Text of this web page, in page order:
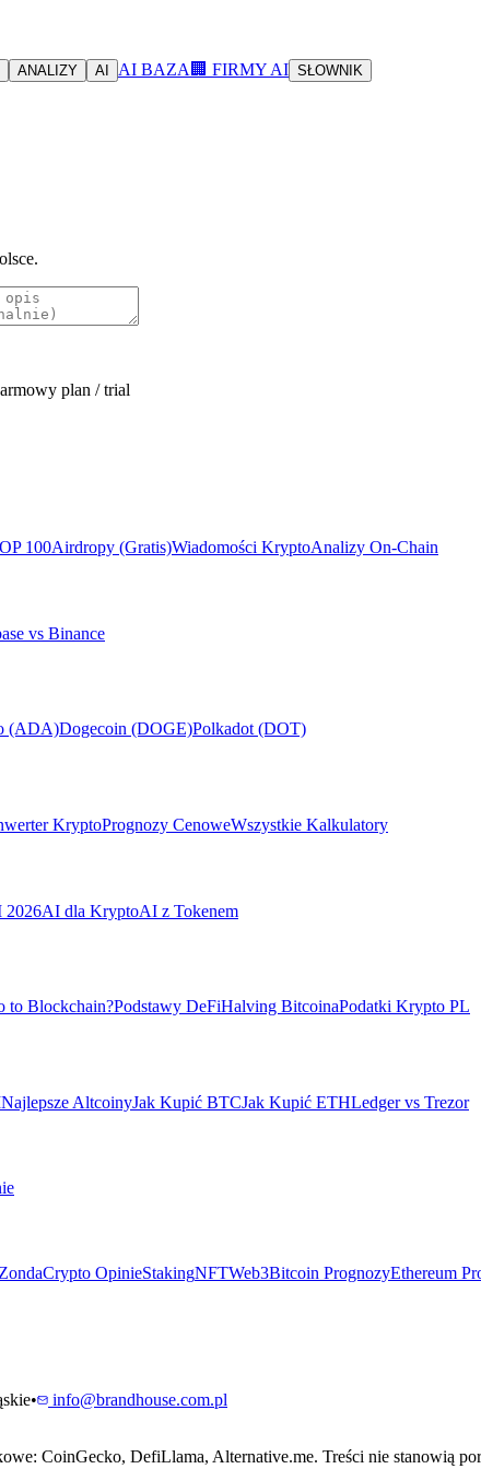
ANALIZY AI AI BAZA 🏢 FIRMY AI SŁOWNIK
plan / trial
100Airdropy (Gratis)Wiadomości KryptoAnalizy On-Chain
vs Binance
(ADA)Dogecoin (DOGE)Polkadot (DOT)
KryptoPrognozy CenoweWszystkie Kalkulatory
2026AI dla KryptoAI z Tokenem
to Blockchain?Podstawy DeFiHalving BitcoinaPodatki Krypto PL
Najlepsze AltcoinyJak Kupić BTCJak Kupić ETHLedger vs Trezor
OpinieStakingNFTWeb3Bitcoin PrognozyEthereum
•
info@brandhouse.com.pl
CoinGecko, DefiLlama, Alternative.me. Treści nie stanowią